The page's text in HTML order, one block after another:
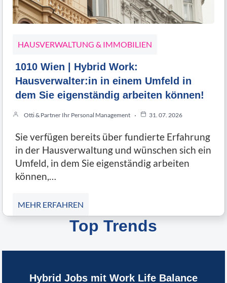
HAUSVERWALTUNG & IMMOBILIEN
1010 Wien | Hybrid Work:
Hausverwalter:in in einem Umfeld in
dem Sie eigenständig arbeiten können!
Otti & Partner Ihr Personal Management 31. 07. 2026
Sie verfügen bereits über fundierte Erfahrung
in der Hausverwaltung und wünschen sich ein
Umfeld, in dem Sie eigenständig arbeiten
können,…
MEHR ERFAHREN
Top Trends
Hybrid Jobs mit Work Life Balance